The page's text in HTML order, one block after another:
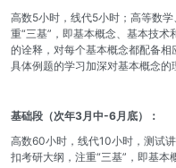
高数5小时，线代5小时；高等数
重“三基”，即基本概念、基本技
的诠释，对每个基本概念都配备
具体例题的学习加深对基本概念的
基础段（次年3月中-6月底）：
高数60小时，线代10小时，测试
扣考研大纲，注重“三基”，即基